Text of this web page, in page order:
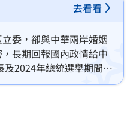
去看看
委，卻與中華兩岸婚姻
長期回報國內政情給中
2024年總統選舉期間，
眾黨主席柯文哲站台造
，併科2300萬元罰金，